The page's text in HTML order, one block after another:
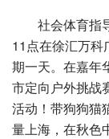
社会体育指导
11点在徐汇万科
期一天。在嘉年
市定向户外挑战
活动！带狗狗猫
量上海，在秋色